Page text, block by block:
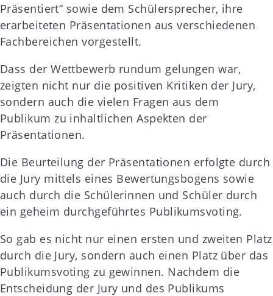
Präsentiert“ sowie dem Schülersprecher, ihre
erarbeiteten Präsentationen aus verschiedenen
Fachbereichen vorgestellt.
Dass der Wettbewerb rundum gelungen war,
zeigten nicht nur die positiven Kritiken der Jury,
sondern auch die vielen Fragen aus dem
Publikum zu inhaltlichen Aspekten der
Präsentationen.
Die Beurteilung der Präsentationen erfolgte durch
die Jury mittels eines Bewertungsbogens sowie
auch durch die Schülerinnen und Schüler durch
ein geheim durchgeführtes Publikumsvoting.
So gab es nicht nur einen ersten und zweiten Platz
durch die Jury, sondern auch einen Platz über das
Publikumsvoting zu gewinnen. Nachdem die
Entscheidung der Jury und des Publikums